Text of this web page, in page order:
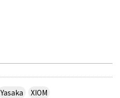
Yasaka
XIOM